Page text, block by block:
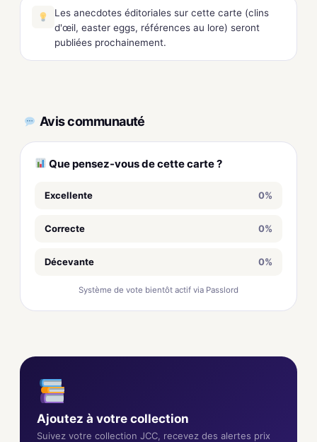
Les anecdotes éditoriales sur cette carte (clins
d'œil, easter eggs, références au lore) seront
publiées prochainement.
Avis communauté
Que pensez-vous de cette carte ?
Excellente 0%
Correcte 0%
Décevante 0%
Système de vote bientôt actif via Passlord
Ajoutez à votre collection
Suivez votre collection JCC, recevez des alertes prix